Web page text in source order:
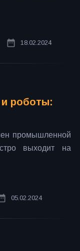
18.02.2024
роботы:
промышленной
выходит на
05.02.2024